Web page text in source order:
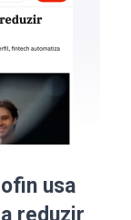
usa
reduzir